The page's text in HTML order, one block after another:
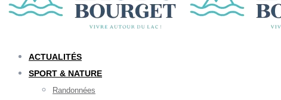
ACTUALITÉS
SPORT & NATURE
Randonnées